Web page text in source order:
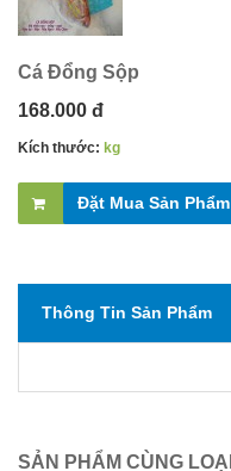
Cá Đổng Sộp
168.000 đ
Kích thước: kg
Đặt Mua Sản Phẩm
Thông Tin Sản Phẩm
SẢN PHẨM CÙNG LOẠI